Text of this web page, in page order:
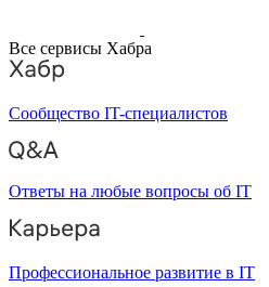
Все сервисы Хабра
Сообщество IT-специалистов
Ответы на любые вопросы об IT
Профессиональное развитие в IT